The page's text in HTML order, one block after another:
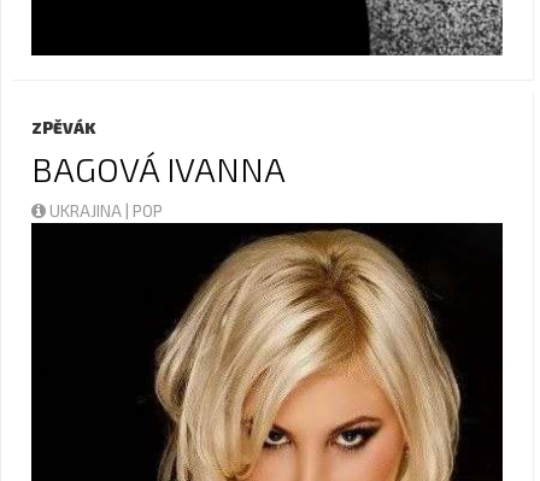
ZPĚVÁK
BAGOVÁ IVANNA
UKRAJINA | POP